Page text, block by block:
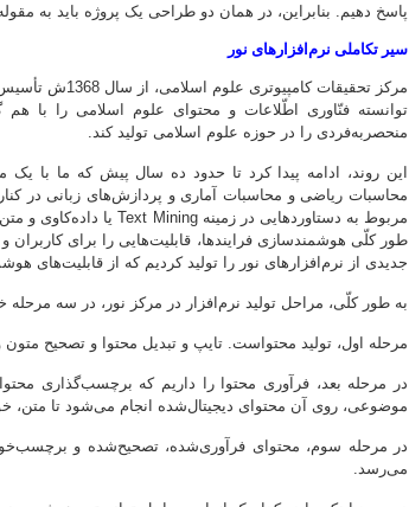
پاسخ دهیم. بنابراین، در همان دو طراحی یک پروژه باید به
سیر تکاملی نرم‌افزارهای نور
مرکز تحقیقات
توانسته فنّاوری اطّلاعات و محتوای علوم اسلامی را با
منحصربه‌فردی را در حوزه علوم اسلامی تولید کند.
این روند، ادامه پیدا کرد تا حدود ده سال پیش که ما با
محاسبات ریاضی و محاسبات آماری و پردازش‌های زبانی در
طور کلّی هوشمندسازی فرایندها، قابلیت‌هایی را برای
جدیدی از نرم‌افزارهای نور را تولید کردیم که از قابلیت‌های
به طور کلّی، مراحل تولید نرم‌افزار در مرکز نور، در سه
مرحله اول، تولید محتواست. تایپ و تبدیل محتوا و تصحیح
در مرحله بعد، فرآوری محتوا را داریم که برچسب‌گذاری
موضوعی، روی آن محتوای دیجیتال‌شده انجام می‌شود تا متن،
در مرحله سوم، محتوای فرآوری‌شده، تصحیح‌شده و
می‌رسد.